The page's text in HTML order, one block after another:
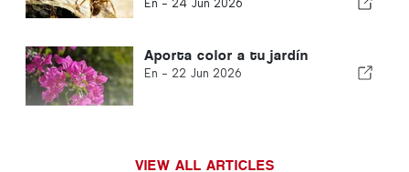
En - 24 Jun 2026
Aporta color a tu jardín
En - 22 Jun 2026
VIEW ALL ARTICLES